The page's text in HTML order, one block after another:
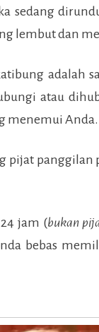
sedang
lembut dan
adalah
atau
menemui Anda.
pijat panggilan
jam (bukan
bebas